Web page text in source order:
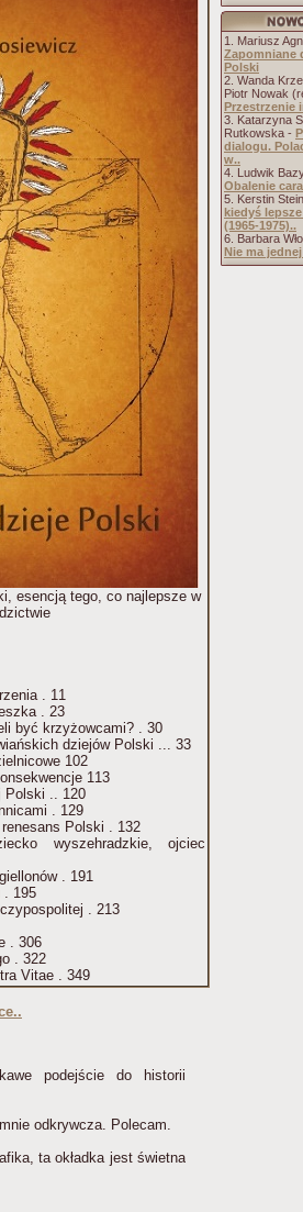
esencją tego, co najlepsze w
. 11
. 23
być krzyżowcami? . 30
dziejów Polski ... 33
VII. Divide et impera czyli rozbicie dzielnicowe 102
113
Polski .. 120
. 129
Polski . 132
wyszehradzkie, ojciec
. 191
. 195
. 213
. 306
. 322
Vitae . 349
podejście do historii
odkrywcza. Polecam.
ta okładka jest świetna
1. Mariusz
Zapomniane
Polski
2. Wanda
Piotr Nowak
Przestrzenie
3. Katarzyna
Rutkowska -
dialogu.
w..
4. Ludwik
Obalenie
5. Kerstin
kiedyś lepsze
(1965-1975)..
6. Barbara
Nie ma